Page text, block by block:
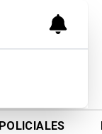
POLICIALES